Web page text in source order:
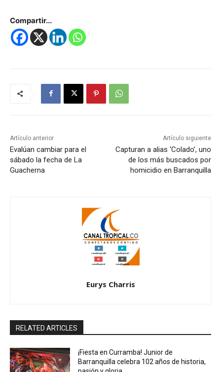
Compartir...
Artículo anterior
Evalúan cambiar para el
sábado la fecha de La
Guacherna
Artículo siguiente
Capturan a alias ‘Colado’, uno
de los más buscados por
homicidio en Barranquilla
Eurys Charris
RELATED ARTICLES
¡Fiesta en Curramba! Junior de
Barranquilla celebra 102 años de historia,